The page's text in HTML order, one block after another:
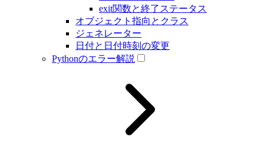
exit関数と終了ステータス
オブジェクト指向とクラス
ジェネレーター
日付と日付時刻の変更
Pythonのエラー解説